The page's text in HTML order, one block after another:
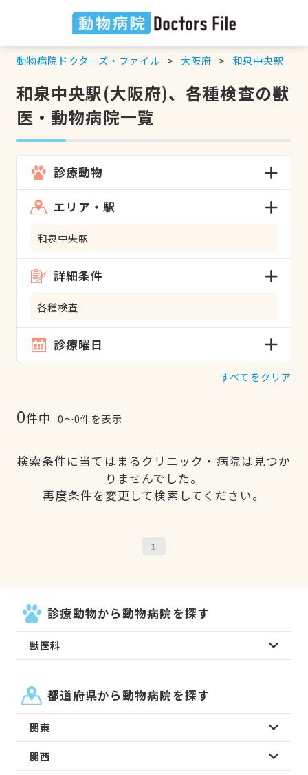
動物病院ドクターズ・ファイル 大阪府 和泉中央駅
和泉中央駅(大阪府)、各種検査の獣
医・動物病院一覧
診療動物
エリア・駅
和泉中央駅
詳細条件
各種検査
診療曜日
すべてをクリア
0件中 0〜0件を表示
検索条件に当てはまるクリニック・病院は見つか
りませんでした。
再度条件を変更して検索してください。
1
診療動物から動物病院を探す
獣医科
都道府県から動物病院を探す
関東
関西